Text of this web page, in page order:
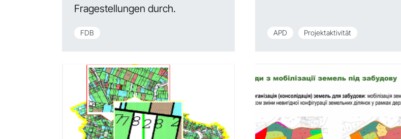
Fragestellungen durch.
FDB APD Projektaktivität